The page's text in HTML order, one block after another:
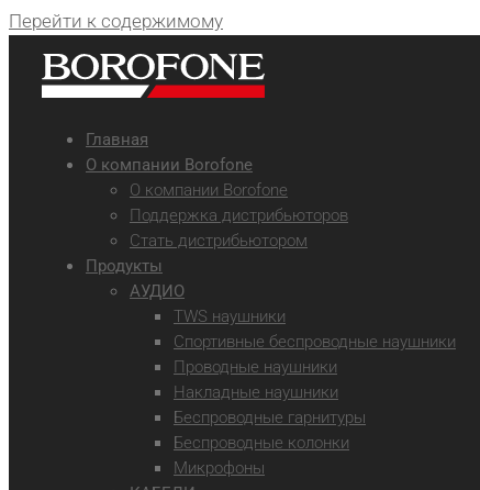
Перейти к содержимому
Главная
О компании Borofone
О компании Borofone
Поддержка дистрибьюторов
Стать дистрибьютором
Продукты
АУДИО
TWS наушники
Спортивные беспроводные наушники
Проводные наушники
Накладные наушники
Беспроводные гарнитуры
Беспроводные колонки
Микрофоны